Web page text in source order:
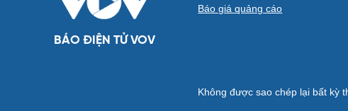
BÁO ĐIỆN TỬ VOV
Báo giá quảng cáo
Không được sao chép lại bất kỳ